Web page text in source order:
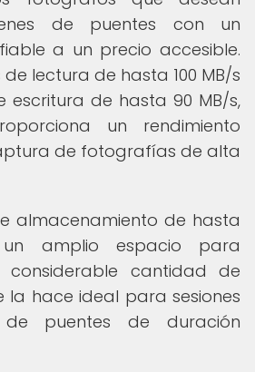
de puentes con un
a un precio accesible.
lectura de hasta 100 MB/s
escritura de hasta 90 MB/s,
un rendimiento
de fotografías de alta
almacenamiento de hasta
un amplio espacio para
cantidad de
la hace ideal para sesiones
puentes de duración